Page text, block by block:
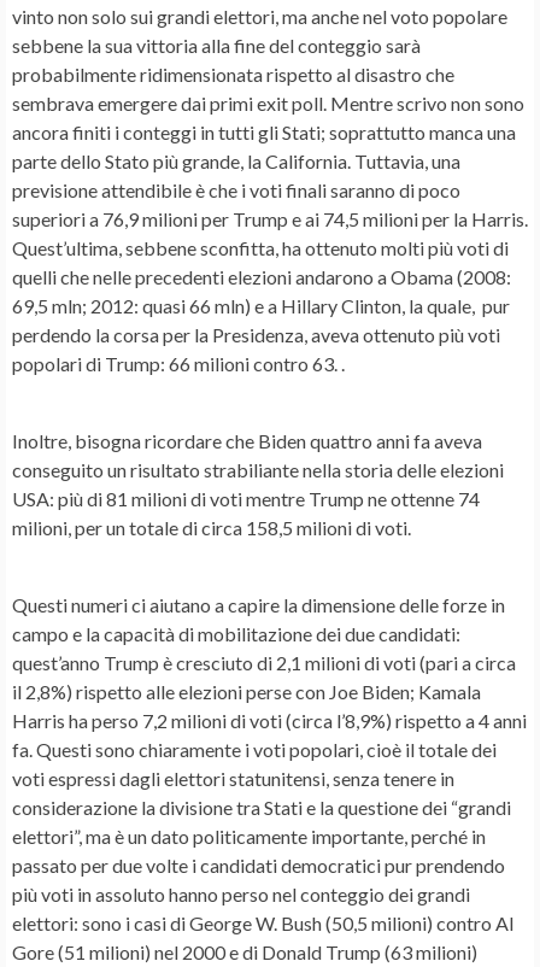
vinto non solo sui grandi elettori, ma anche nel voto popolare
sebbene la sua vittoria alla fine del conteggio sarà
probabilmente ridimensionata rispetto al disastro che
sembrava emergere dai primi exit poll. Mentre scrivo non sono
ancora finiti i conteggi in tutti gli Stati; soprattutto manca una
parte dello Stato più grande, la California. Tuttavia, una
previsione attendibile è che i voti finali saranno di poco
superiori a 76,9 milioni per Trump e ai 74,5 milioni per la Harris.
Quest’ultima, sebbene sconfitta, ha ottenuto molti più voti di
quelli che nelle precedenti elezioni andarono a Obama (2008:
69,5 mln; 2012: quasi 66 mln) e a Hillary Clinton, la quale, pur
perdendo la corsa per la Presidenza, aveva ottenuto più voti
popolari di Trump: 66 milioni contro 63. .
Inoltre, bisogna ricordare che Biden quattro anni fa aveva
conseguito un risultato strabiliante nella storia delle elezioni
USA: più di 81 milioni di voti mentre Trump ne ottenne 74
milioni, per un totale di circa 158,5 milioni di voti.
Questi numeri ci aiutano a capire la dimensione delle forze in
campo e la capacità di mobilitazione dei due candidati:
quest’anno Trump è cresciuto di 2,1 milioni di voti (pari a circa
il 2,8%) rispetto alle elezioni perse con Joe Biden; Kamala
Harris ha perso 7,2 milioni di voti (circa l’8,9%) rispetto a 4 anni
fa. Questi sono chiaramente i voti popolari, cioè il totale dei
voti espressi dagli elettori statunitensi, senza tenere in
considerazione la divisione tra Stati e la questione dei “grandi
elettori”, ma è un dato politicamente importante, perché in
passato per due volte i candidati democratici pur prendendo
più voti in assoluto hanno perso nel conteggio dei grandi
elettori: sono i casi di George W. Bush (50,5 milioni) contro Al
Gore (51 milioni) nel 2000 e di Donald Trump (63 milioni)